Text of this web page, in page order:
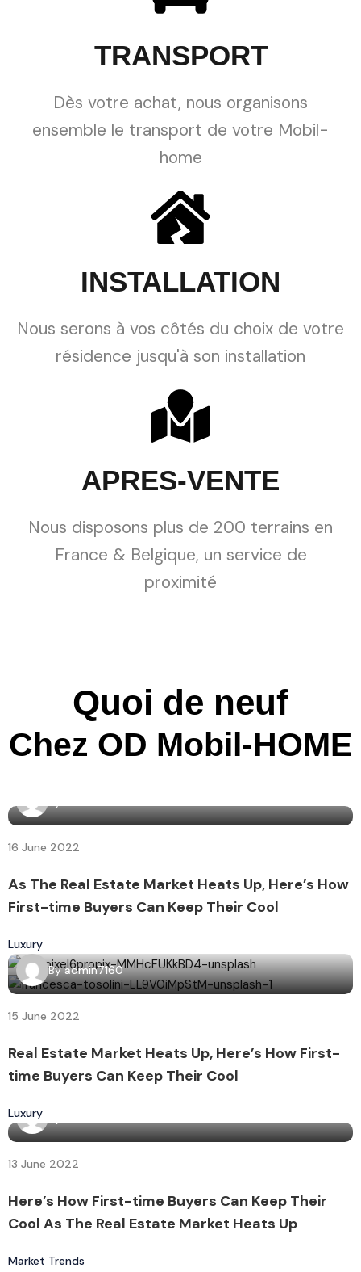
TRANSPORT
Dès votre achat, nous organisons
ensemble le transport de votre Mobil-
home
INSTALLATION
Nous serons à vos côtés du choix de votre
résidence jusqu'à son installation
APRES-VENTE
Nous disposons plus de 200 terrains en
France & Belgique, un service de
proximité
Quoi de neuf
Chez OD Mobil-HOME
16 June 2022
As The Real Estate Market Heats Up, Here’s How
First-time Buyers Can Keep Their Cool
Luxury
Byadmin7160
15 June 2022
Real Estate Market Heats Up, Here’s How First-
time Buyers Can Keep Their Cool
Luxury
13 June 2022
Here’s How First-time Buyers Can Keep Their
Cool As The Real Estate Market Heats Up
Market Trends